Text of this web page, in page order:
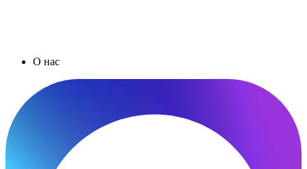
О нас